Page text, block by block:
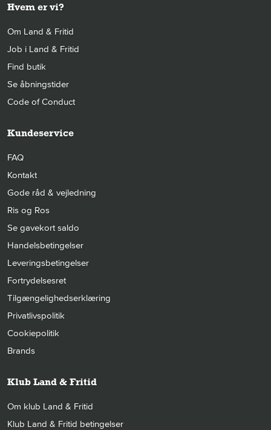
Hvem er vi?
Om Land & Fritid
Job i Land & Fritid
Find butik
Se åbningstider
Code of Conduct
Kundeservice
FAQ
Kontakt
Gode råd & vejledning
Ris og Ros
Se gavekort saldo
Handelsbetingelser
Leveringsbetingelser
Fortrydelsesret
Tilgængelighedserklæring
Privatlivspolitik
Cookiepolitik
Brands
Klub Land & Fritid
Om klub Land & Fritid
Klub Land & Fritid betingelser